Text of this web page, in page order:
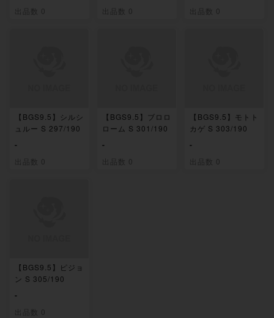
出品数 0 出品数 0 出品数 0
【BGS9.5】シルシ
ュルー S 297/190
-
出品数 0
【BGS9.5】ブロロ
ローム S 301/190
-
出品数 0
【BGS9.5】モトト
カゲ S 303/190
-
出品数 0
【BGS9.5】ピジョ
ン S 305/190
-
出品数 0